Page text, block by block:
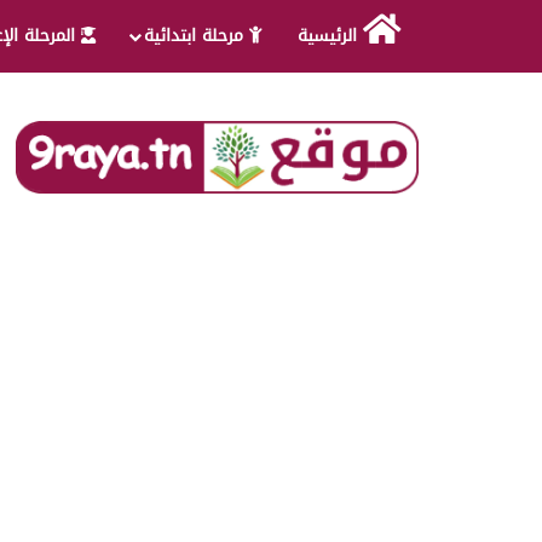
الرئيسية مرحلة ابتدائية المرحلة